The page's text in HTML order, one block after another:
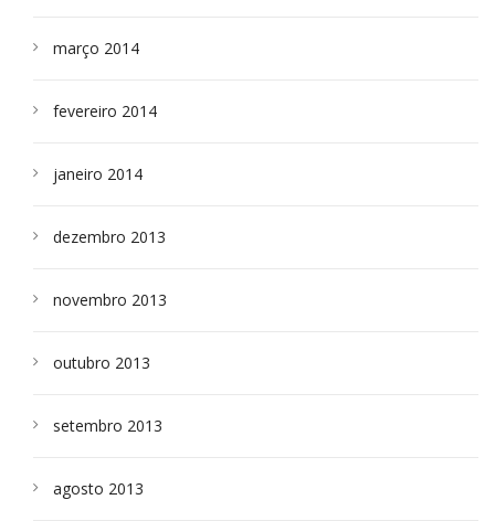
março 2014
fevereiro 2014
janeiro 2014
dezembro 2013
novembro 2013
outubro 2013
setembro 2013
agosto 2013